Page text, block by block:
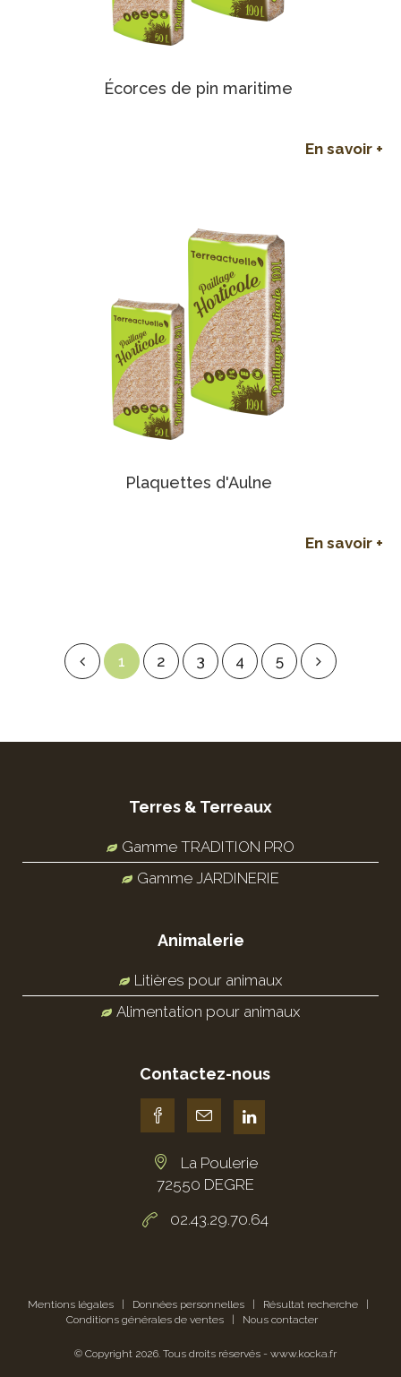
Écorces de pin maritime
En savoir +
Plaquettes d'Aulne
En savoir +
1 2 3 4 5
Terres & Terreaux
Gamme TRADITION PRO
Gamme JARDINERIE
Animalerie
Litières pour animaux
Alimentation pour animaux
Contactez-nous
La Poulerie
72550 DEGRE
02.43.29.70.64
Mentions légales| Données personnelles| Résultat recherche|
Conditions générales de ventes| Nous contacter
© Copyright 2026. Tous droits réservés - www.kocka.fr